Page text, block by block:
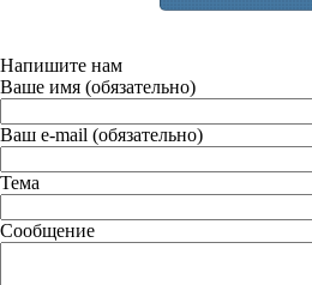
Напишите нам
Ваше имя (обязательно)
Ваш e-mail (обязательно)
Тема
Сообщение